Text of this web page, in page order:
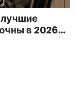
в 2026